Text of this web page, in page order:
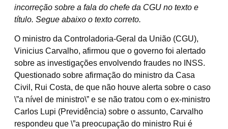
incorreção sobre a fala do chefe da CGU no texto e
título. Segue abaixo o texto correto.
O ministro da Controladoria-Geral da União (CGU),
Vinicius Carvalho, afirmou que o governo foi alertado
sobre as investigações envolvendo fraudes no INSS.
Questionado sobre afirmação do ministro da Casa
Civil, Rui Costa, de que não houve alerta sobre o caso
\”a nível de ministro\” e se não tratou com o ex-ministro
Carlos Lupi (Previdência) sobre o assunto, Carvalho
respondeu que \”a preocupação do ministro Rui é